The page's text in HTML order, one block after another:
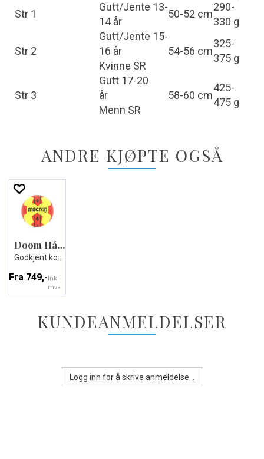
Str 1
Gutt/Jente 13-
14 år
50-52 cm
290-
330 g
Str 2
Gutt/Jente 15-
16 år
Kvinne SR
54-56 cm
325-
375 g
Str 3
Gutt 17-20
år
Menn SR
58-60 cm
425-
475 g
ANDRE KJØPTE OGSÅ
Doom Håndball
Fra 749,-Inkl.
mva
KUNDEANMELDELSER
Logg inn for å skrive anmeldelse...